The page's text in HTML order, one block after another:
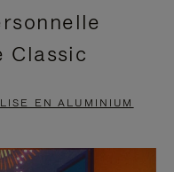
Classic
EN ALUMINIUM